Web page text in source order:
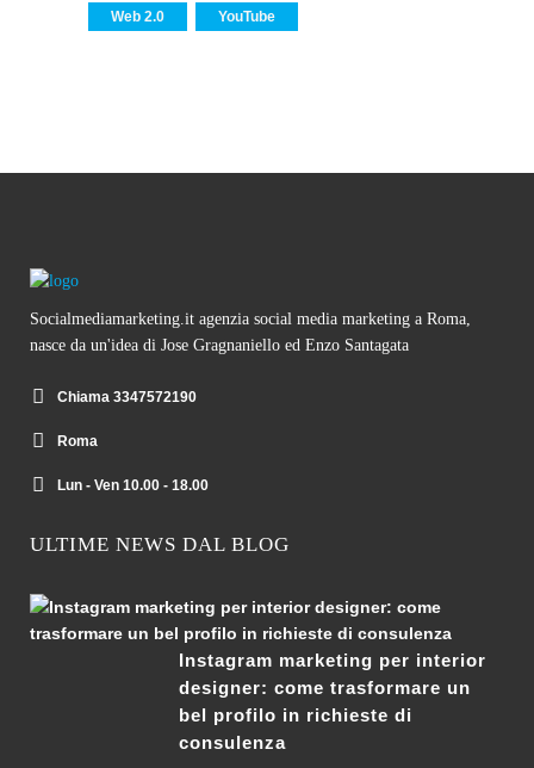
Web 2.0 YouTube
Socialmediamarketing.it agenzia social media marketing a Roma,
nasce da un'idea di Jose Gragnaniello ed Enzo Santagata
Chiama 3347572190
Roma
Lun - Ven 10.00 - 18.00
ULTIME NEWS DAL BLOG
Instagram marketing per interior
designer: come trasformare un
bel profilo in richieste di
consulenza